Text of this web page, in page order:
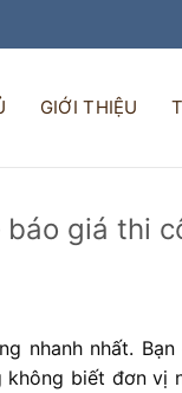
GIỚI THIỆU
giá thi
nhanh nhất.
biết đơn vị